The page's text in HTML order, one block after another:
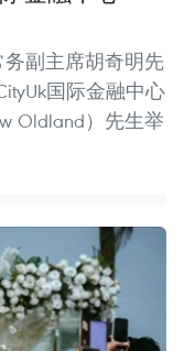
副主席胡奇明先
国际金融中心
Oldland）先生举